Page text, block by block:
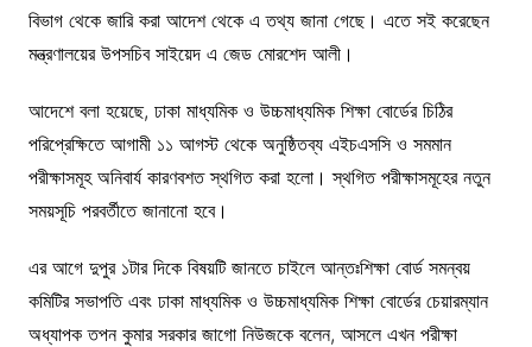
বিভাগ থেকে জারি করা আদেশ থেকে এ তথ্য জানা গেছে। এতে সই করেছেন
মন্ত্রণালয়ের উপসচিব সাইয়েদ এ জেড মোরশেদ আলী।
আদেশে বলা হয়েছে, ঢাকা মাধ্যমিক ও উচ্চমাধ্যমিক শিক্ষা বোর্ডের চিঠির
পরিপ্রেক্ষিতে আগামী ১১ আগস্ট থেকে অনুষ্ঠিতব্য এইচএসসি ও সমমান
পরীক্ষাসমূহ অনিবার্য কারণবশত স্থগিত করা হলো। স্থগিত পরীক্ষাসমূহের নতুন
সময়সূচি পরবর্তীতে জানানো হবে।
এর আগে দুপুর ১টার দিকে বিষয়টি জানতে চাইলে আন্তঃশিক্ষা বোর্ড সমন্বয়
কমিটির সভাপতি এবং ঢাকা মাধ্যমিক ও উচ্চমাধ্যমিক শিক্ষা বোর্ডের চেয়ারম্যান
অধ্যাপক তপন কুমার সরকার জাগো নিউজকে বলেন, ‌‌আসলে এখন পরীক্ষা